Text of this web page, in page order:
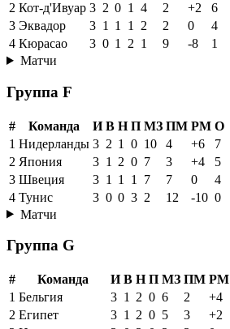
2 Кот-д'Ивуар 3 2 0 1 4 2 +2
6
3 Эквадор 3 1 1 1 2 2 0
4
4 Кюрасао 3 0 1 2 1 9 -8
1
Матчи
Группа F
# Команда И В Н П МЗ ПМ РМ О
1 Нидерланды 3 2 1 0 10 4 +6
7
2 Япония 3 1 2 0 7 3 +4
5
3 Швеция 3 1 1 1 7 7 0
4
4 Тунис 3 0 0 3 2 12 -10 0
Матчи
Группа G
# Команда И В Н П МЗ ПМ РМ
1 Бельгия 3 1 2 0 6 2 +4
2 Египет 3 1 2 0 5 3 +2